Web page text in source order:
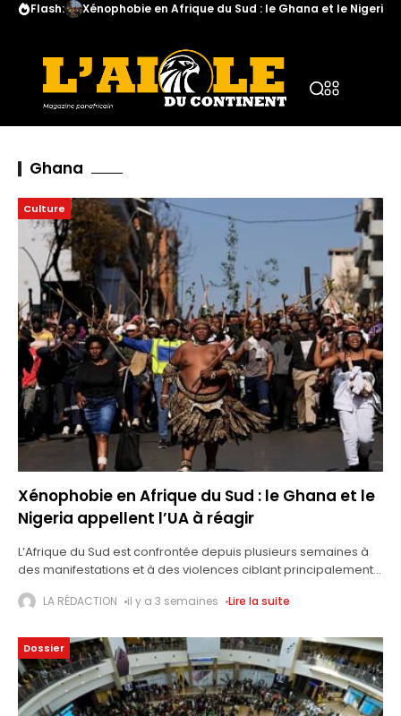
Flash: Xénophobie en Afrique du Sud : le Ghana et le Nigeria
Ghana
Culture
Xénophobie en Afrique du Sud : le Ghana et le
Nigeria appellent l’UA à réagir
L’Afrique du Sud est confrontée depuis plusieurs semaines à
des manifestations et à des violences ciblant principalement
des ressortissants africains qui
LA RÉDACTION il y a 3 semaines Lire la suite
Dossier